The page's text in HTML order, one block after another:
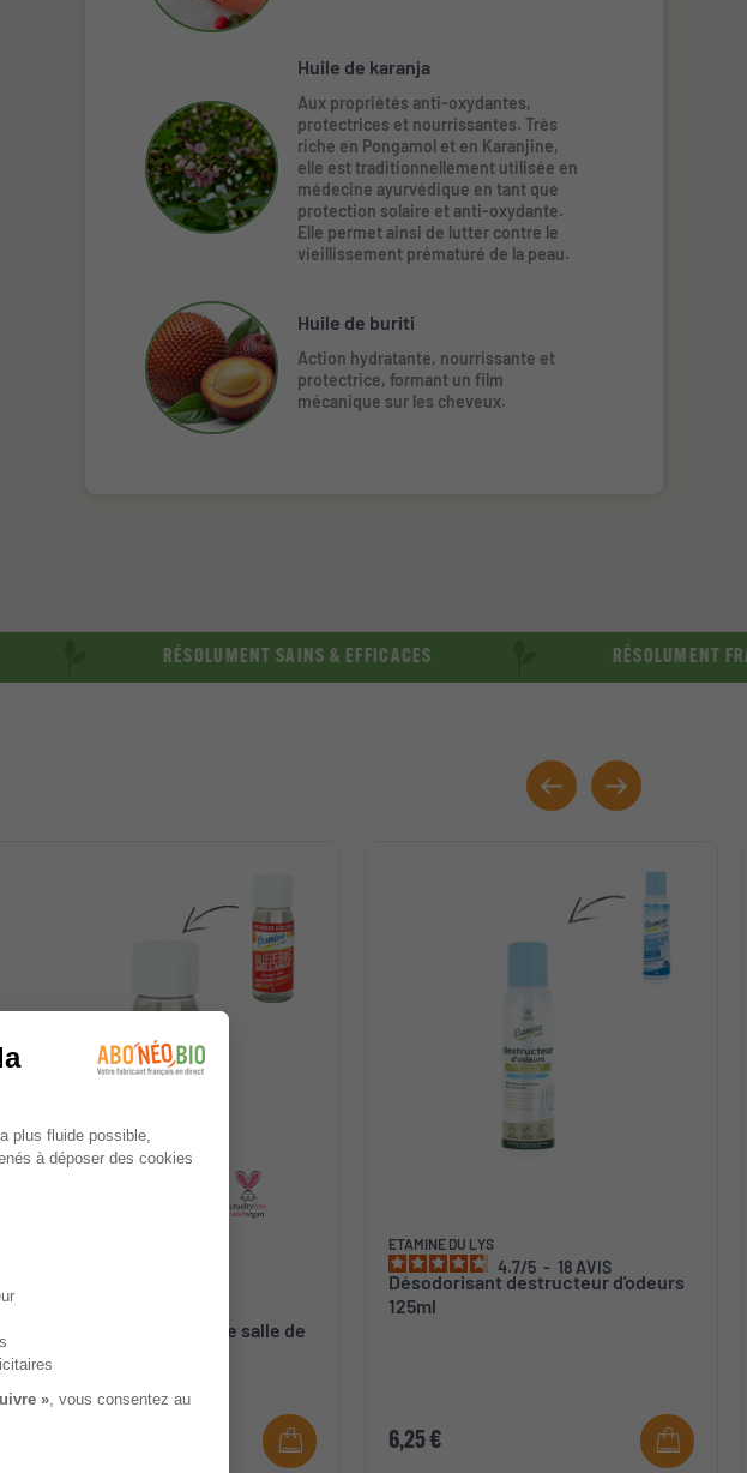
Huile de karanja
Aux propriétés anti-oxydantes,
protectrices et nourrissantes. Très
riche en Pongamol et en Karanjine,
elle est traditionnellement utilisée en
médecine ayurvédique en tant que
protection solaire et anti-oxydante.
Elle permet ainsi de lutter contre le
vieillissement prématuré de la peau.
Huile de buriti
Action hydratante, nourrissante et
protectrice, formant un film
mécanique sur les cheveux.
RÉSOLUMENT SAINS & EFFICACES RÉSOLUMENT FRANÇAIS
ETAMINE DU LYS
Recharge à diluer brillance salle de
bains 50ml
ETAMINE DU LYS
4.7/5 - 18 AVIS
Désodorisant destructeur d'odeurs
125ml
6,25 €